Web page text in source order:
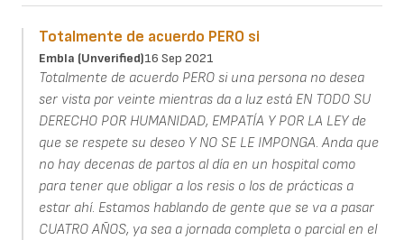
Totalmente de acuerdo PERO si
Embla (unverified)16 Sep 2021
Totalmente de acuerdo PERO si una persona no desea
ser vista por veinte mientras da a luz está EN TODO SU
DERECHO POR HUMANIDAD, EMPATÍA Y POR LA LEY de
que se respete su deseo Y NO SE LE IMPONGA. Anda que
no hay decenas de partos al día en un hospital como
para tener que obligar a los resis o los de prácticas a
estar ahí. Estamos hablando de gente que se va a pasar
CUATRO AÑOS, ya sea a jornada completa o parcial en el